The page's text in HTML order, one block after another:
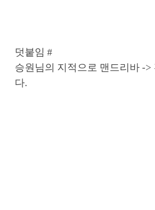
덧붙임 #
승원님의 지적으로 맨드리바 ->
다.